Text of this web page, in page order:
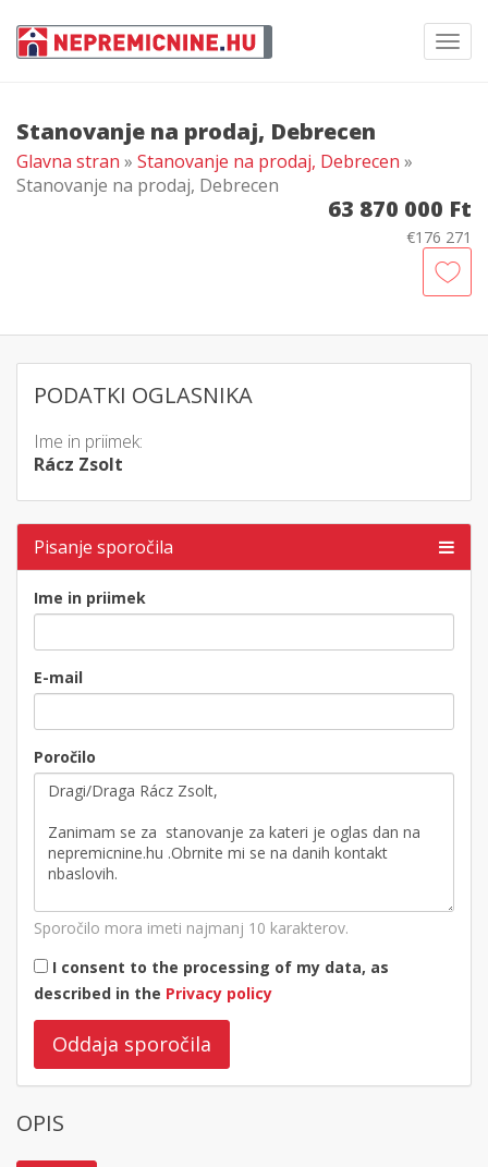
Stanovanje na prodaj, Debrecen
Glavna stran » Stanovanje na prodaj, Debrecen »
Stanovanje na prodaj, Debrecen
63 870 000 Ft
€176 271
PODATKI OGLASNIKA
Ime in priimek:
Rácz Zsolt
Pisanje sporočila
Ime in priimek
E-mail
Poročilo
Sporočilo mora imeti najmanj 10 karakterov.
I consent to the processing of my data, as
described in the Privacy policy
Oddaja sporočila
OPIS